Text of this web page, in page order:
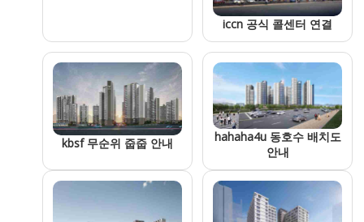
iccn 공식 콜센터 연결
kbsf 무순위 줍줍 안내
hahaha4u 동호수 배치도
안내